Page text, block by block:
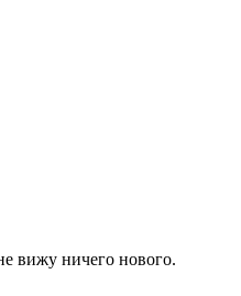
вижу ничего нового.